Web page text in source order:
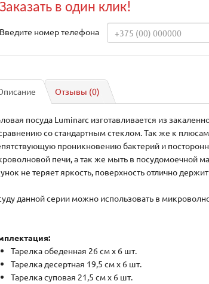
Заказать в один клик!
Введите номер телефона
Отзывы (0)
посуда Luminarc изготавливается из
со стандартным стеклом. Так же к
проникновению бактерий и
печи, а так же мыть в посудомоечной
не теряет яркость, поверхность отлично
данной серии можно использовать в
Тарелка обеденная 26 см х 6 шт.
Тарелка десертная 19,5 см х 6 шт.
Тарелка суповая 21,5 см х 6 шт.